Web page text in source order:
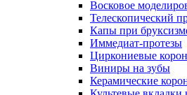
Восковое
Телескопический
Капы при
Иммедиат-протезы
Циркониевые
Виниры на зубы
Керамические